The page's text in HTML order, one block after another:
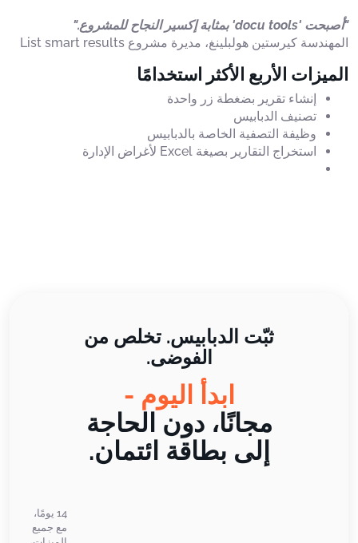
"أصبحت 'docu tools' بمثابة إكسير النجاح للمشروع."
المهندسة كيرستين هولبلينغ، مديرة مشروع List smart results
الميزات الأربع الأكثر استخدامًا
إنشاء تقرير بضغطة زر واحدة
تصنيف الدبابيس
وظيفة التصفية الخاصة بالدبابيس
استخراج التقارير بصيغة Excel لأغراض الإدارة
ثبّت الدبابيس. تخلص من
الفوضى.
ابدأ اليوم -
مجانًا، دون الحاجة
إلى بطاقة ائتمان.
14 يومًا،
مع جميع